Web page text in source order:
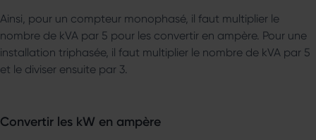
Ainsi, pour un compteur monophasé, il faut multiplier le
nombre de kVA par 5 pour les convertir en ampère. Pour une
installation triphasée, il faut multiplier le nombre de kVA par 5
et le diviser ensuite par 3.
Convertir les kW en ampère